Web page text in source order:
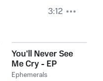
3:12
You'll Never See
Me Cry - EP
Ephemerals